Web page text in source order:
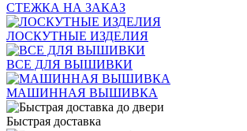
СТЕЖКА НА ЗАКАЗ
ЛОСКУТНЫЕ ИЗДЕЛИЯ
ВСЕ ДЛЯ ВЫШИВКИ
МАШИННАЯ ВЫШИВКА
Быстрая доставка